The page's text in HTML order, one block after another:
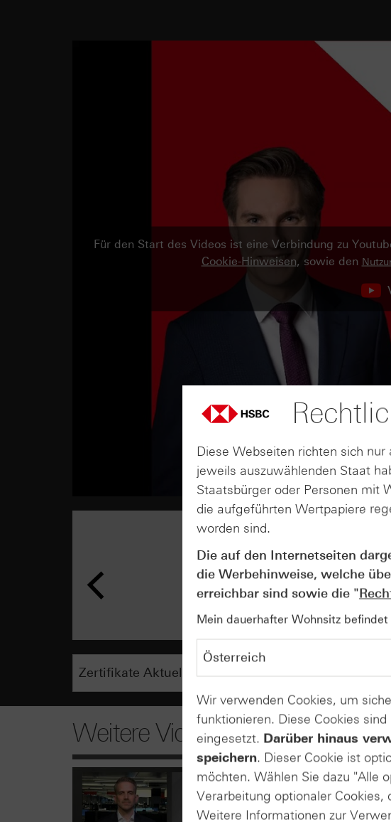
Für den Start des Videos ist eine Verbindung zu
Cookie-Hinweisen, sowie den
AUGUST
07
Weitere Videos
Diese Webseiten richten sich
jeweils auszuwählenden Staat
Staatsbürger oder Personen mit
die aufgeführten Wertpapiere
worden sind.
Die auf den Internetseiten
die Werbehinweise, welche
erreichbar sind sowie die "
Mein dauerhafter Wohnsitz befindet
Wir verwenden Cookies, um
funktionieren. Diese Cookies
eingesetzt. Darüber hinaus
speichern. Dieser Cookie ist
möchten. Wählen Sie dazu "Alle
Verarbeitung optionaler Cookies,
Weitere Informationen zur